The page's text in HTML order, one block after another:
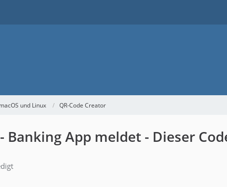
und Linux QR-Code Creator
- Banking App meldet - Dieser